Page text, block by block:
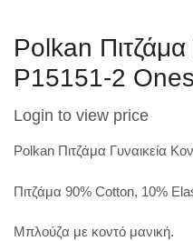
Polkan
P15151-2
Login to view price
Polkan Πιτζάμα Γυναικεία
Πιτζάμα 90% Cotton, 10%
Μπλούζα με κοντό μανική.